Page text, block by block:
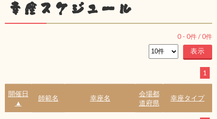
幸座スケジュール
0 - 0件 /0件
1
開催日
▲
師範名 幸座名
会場都
道府県
幸座タイプ